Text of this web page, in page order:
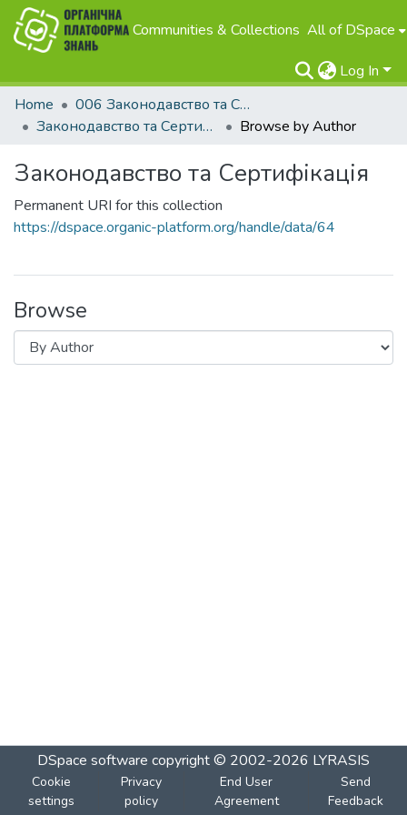
Communities & Collections All of DSpace
Log In
Home
006 Законодавство та Сертифікація
Законодавство та Сертифікація
Browse by Author
Законодавство та Сертифікація
Permanent URI for this collection
https://dspace.organic-platform.org/handle/data/64
Browse
DSpace software copyright © 2002-2026 LYRASIS
Cookie
settings
Privacy
policy
End User
Agreement
Send
Feedback